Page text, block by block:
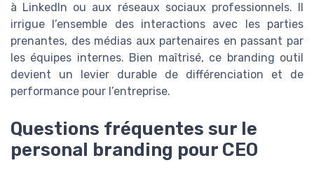
à LinkedIn ou aux réseaux sociaux professionnels. Il
irrigue l’ensemble des interactions avec les parties
prenantes, des médias aux partenaires en passant par
les équipes internes. Bien maîtrisé, ce branding outil
devient un levier durable de différenciation et de
performance pour l’entreprise.
Questions fréquentes sur le
personal branding pour CEO